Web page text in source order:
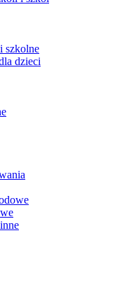
szkolne
dzieci